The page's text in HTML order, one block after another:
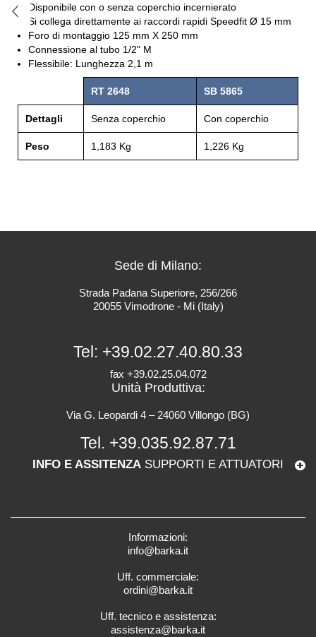
Disponibile con o senza coperchio incernierato
Si collega direttamente ai raccordi rapidi Speedfit Ø 15 mm
Foro di montaggio 125 mm X 250 mm
Connessione al tubo 1/2" M
Flessibile: Lunghezza 2,1 m
RT 2648 SB 5865
Dettagli Senza coperchio Con coperchio
Peso 1,183 Kg 1,226 Kg
Sede di Milano:
Strada Padana Superiore, 256/266
20055 Vimodrone - Mi (Italy)
Tel: +39.02.27.40.80.33
fax +39.02.25.04.072
Unità Produttiva:
Via G. Leopardi 4 – 24060 Villongo (BG)
Tel. +39.035.92.87.71
INFO E ASSITENZA SUPPORTI E ATTUATORI
Informazioni:
info@barka.it
Uff. commerciale:
ordini@barka.it
Uff. tecnico e assistenza:
assistenza@barka.it